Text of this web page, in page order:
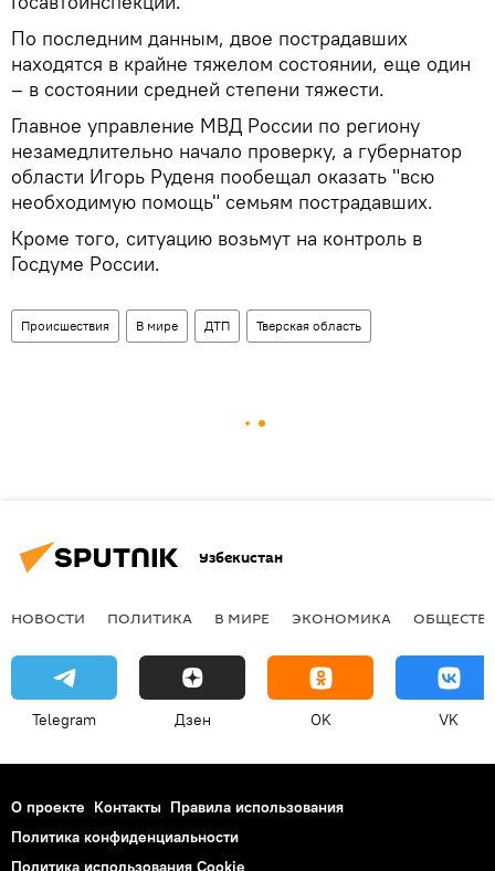
По последним данным, двое пострадавших
находятся в крайне тяжелом состоянии, еще один
– в состоянии средней степени тяжести.
Главное управление МВД России по региону
незамедлительно начало проверку, а губернатор
области Игорь Руденя пообещал оказать "всю
необходимую помощь" семьям пострадавших.
Кроме того, ситуацию возьмут на контроль в
Госдуме России.
Происшествия В мире ДТП Тверская область
Узбекистан
НОВОСТИ ПОЛИТИКА В МИРЕ ЭКОНОМИКА
Telegram Дзен OK VK
О проекте Контакты Правила использования
Политика конфиденциальности
Политика использования Cookie